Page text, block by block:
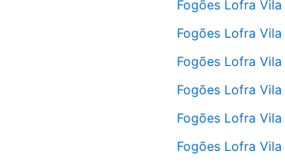
Fogões Lofra
Fogões Lofra
Fogões Lofra Vila
Fogões Lofra Vila
Fogões Lofra
Fogões Lofra